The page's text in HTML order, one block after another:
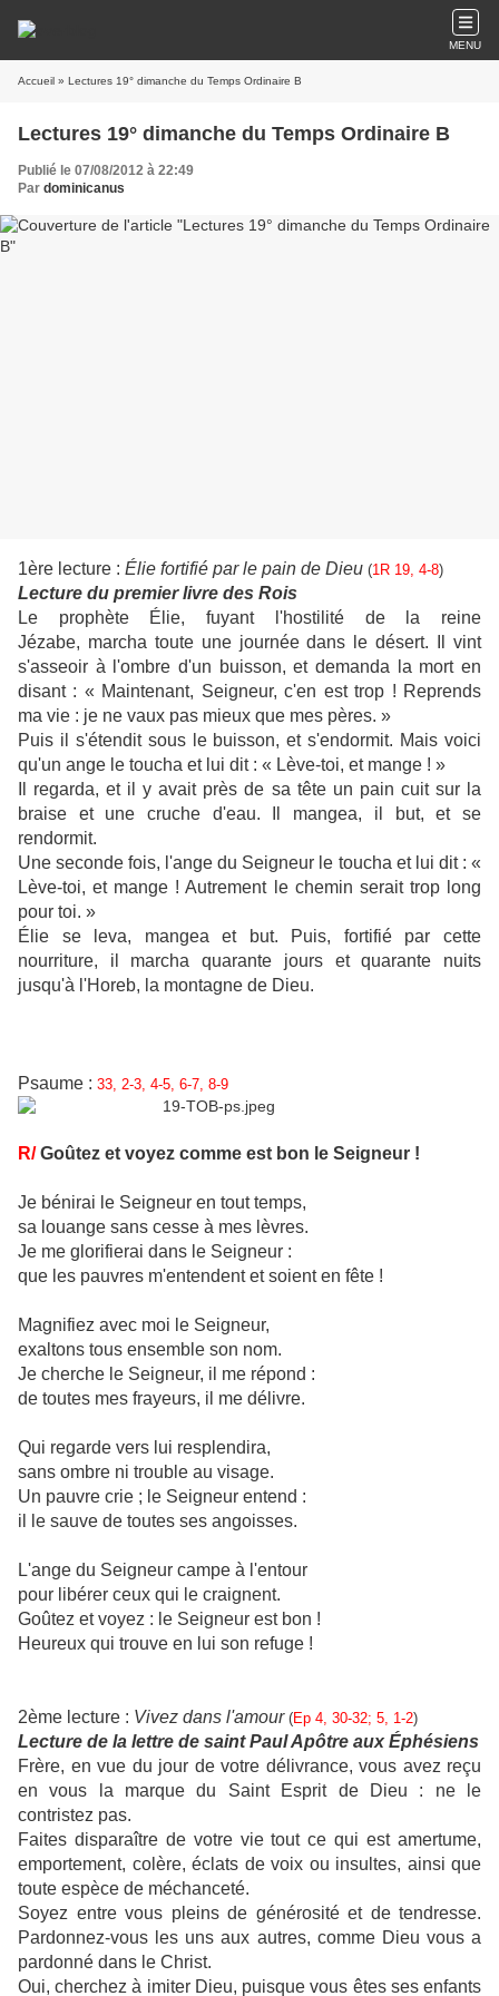
MENU
Accueil » Lectures 19° dimanche du Temps Ordinaire B
Lectures 19° dimanche du Temps Ordinaire B
Publié le 07/08/2012 à 22:49
Par dominicanus
1ère lecture : Élie fortifié par le pain de Dieu (1R 19, 4-8)
Lecture du premier livre des Rois
Le prophète Élie, fuyant l'hostilité de la reine
Jézabe, marcha toute une journée dans le désert. Il vint
s'asseoir à l'ombre d'un buisson, et demanda la mort en
disant : « Maintenant, Seigneur, c'en est trop ! Reprends
ma vie : je ne vaux pas mieux que mes pères. »
Puis il s'étendit sous le buisson, et s'endormit. Mais voici
qu'un ange le toucha et lui dit : « Lève-toi, et mange ! »
Il regarda, et il y avait près de sa tête un pain cuit sur la
braise et une cruche d'eau. Il mangea, il but, et se
rendormit.
Une seconde fois, l'ange du Seigneur le toucha et lui dit : «
Lève-toi, et mange ! Autrement le chemin serait trop long
pour toi. »
Élie se leva, mangea et but. Puis, fortifié par cette
nourriture, il marcha quarante jours et quarante nuits
jusqu'à l'Horeb, la montagne de Dieu.
Psaume : 33, 2-3, 4-5, 6-7, 8-9
R/Goûtez et voyez comme est bon le Seigneur !
Je bénirai le Seigneur en tout temps,
sa louange sans cesse à mes lèvres.
Je me glorifierai dans le Seigneur :
que les pauvres m'entendent et soient en fête !
Magnifiez avec moi le Seigneur,
exaltons tous ensemble son nom.
Je cherche le Seigneur, il me répond :
de toutes mes frayeurs, il me délivre.
Qui regarde vers lui resplendira,
sans ombre ni trouble au visage.
Un pauvre crie ; le Seigneur entend :
il le sauve de toutes ses angoisses.
L'ange du Seigneur campe à l'entour
pour libérer ceux qui le craignent.
Goûtez et voyez : le Seigneur est bon !
Heureux qui trouve en lui son refuge !
2ème lecture : Vivez dans l'amour (Ep 4, 30-32; 5, 1-2)
Lecture de la lettre de saint Paul Apôtre aux Éphésiens
Frère, en vue du jour de votre délivrance, vous avez reçu
en vous la marque du Saint Esprit de Dieu : ne le
contristez pas.
Faites disparaître de votre vie tout ce qui est amertume,
emportement, colère, éclats de voix ou insultes, ainsi que
toute espèce de méchanceté.
Soyez entre vous pleins de générosité et de tendresse.
Pardonnez-vous les uns aux autres, comme Dieu vous a
pardonné dans le Christ.
Oui, cherchez à imiter Dieu, puisque vous êtes ses enfants